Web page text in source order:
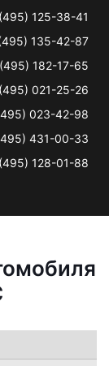
125-38-41
135-42-87
182-17-65
021-25-26
023-42-98
431-00-33
128-01-88